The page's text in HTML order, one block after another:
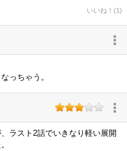
いいね！(1)
っちゃう。
ラスト2話でいきなり軽い展開